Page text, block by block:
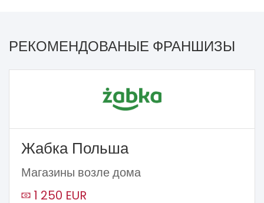
РЕКОМЕНДОВАНЫЕ ФРАНШИЗЫ
Жабка Польша
Магазины возле дома
1 250 EUR